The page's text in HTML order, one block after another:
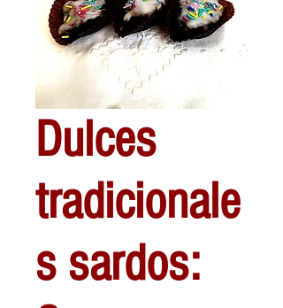
Dulces
tradicionale
s sardos: